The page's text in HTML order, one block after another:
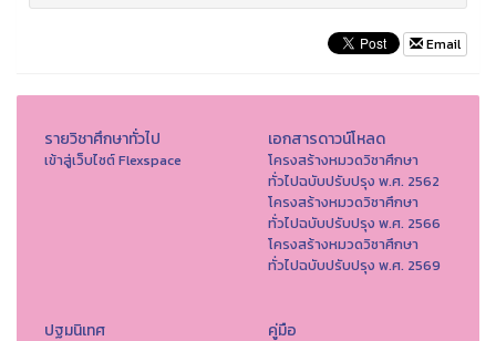
Email
รายวิชาศึกษาทั่วไป
เข้าสู่เว็บไซต์ Flexspace
เอกสารดาวน์โหลด
โครงสร้างหมวดวิชาศึกษา
ทั่วไปฉบับปรับปรุง พ.ศ. 2562
โครงสร้างหมวดวิชาศึกษา
ทั่วไปฉบับปรับปรุง พ.ศ. 2566
โครงสร้างหมวดวิชาศึกษา
ทั่วไปฉบับปรับปรุง พ.ศ. 2569
ปฐมนิเทศ คู่มือ